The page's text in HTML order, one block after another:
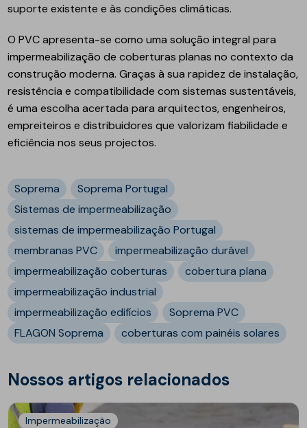
suporte existente e às condições climáticas.
O PVC apresenta-se como uma solução integral para
impermeabilização de coberturas planas no contexto da
construção moderna. Graças à sua rapidez de instalação,
resistência e compatibilidade com sistemas sustentáveis,
é uma escolha acertada para arquitectos, engenheiros,
empreiteiros e distribuidores que valorizam fiabilidade e
eficiência nos seus projectos.
Soprema
Soprema Portugal
Sistemas de impermeabilização
sistemas de impermeabilização Portugal
membranas PVC
impermeabilização durável
impermeabilização coberturas
cobertura plana
impermeabilização industrial
impermeabilização edifícios
Soprema PVC
FLAGON Soprema
coberturas com painéis solares
Nossos artigos relacionados
Impermeabilização